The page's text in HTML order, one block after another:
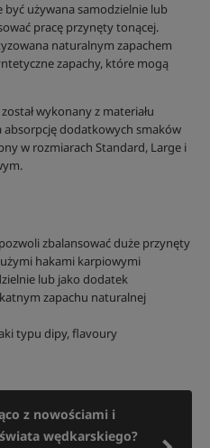
być używana samodzielnie lub
pracę przynęty tonącej.
naturalnym zapachem
zapachy, które mogą
wykonany z materiału
dodatkowych smaków
w rozmiarach Standard, Large i
zbalansować duże przynęty
hakami karpiowymi
lub jako dodatek
zapachu naturalnej
typu dipy, flavoury
z nowościami i
wędkarskiego?